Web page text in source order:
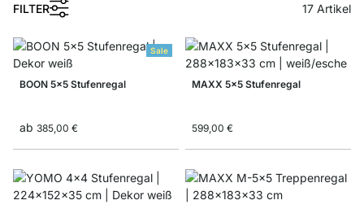
FILTER 17 Artikel
Sale
BOON 5x5 Stufenregal
ab 385,00 €
MAXX 5x5 Stufenregal
599,00 €